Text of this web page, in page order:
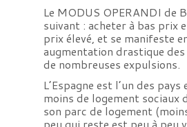
Le MODUS OPERANDI de
suivant : acheter à bas prix
prix élevé, et se manifeste
augmentation drastique
de nombreuses expulsions.
L’Espagne est l’un des
moins de logement sociaux
son parc de logement
peu qui reste est peu à peu